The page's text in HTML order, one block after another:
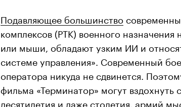
Подавляющее большинство
комплексов (РТК) военного
или мыши, обладают узким ИИ и
системе управления». Современный
оператора никуда не сдвинется.
фильма «Терминатор» могут
десятилетия и даже столетия, армий